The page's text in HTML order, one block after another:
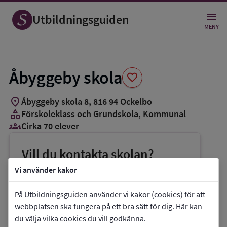
Vi använder kakor
På Utbildningsguiden använder vi kakor (cookies) för att
webbplatsen ska fungera på ett bra sätt för dig. Här kan
du välja vilka cookies du vill godkänna.
Utbildningsguiden MENY
Åbyggeby skola favorite
Spara
som
favorit
location_onÅbyggeby skola 8, 81694 Ockelbo
categoryFörskoleklass och Grundskola, Kommunal
groups_3Cirka 70 elever
Vill du kontakta skolan?
phoneTelefon:0297-55338
E-post: utbildningochkultur@ockelbo.se
link Webbplats:Åbyggeby skola